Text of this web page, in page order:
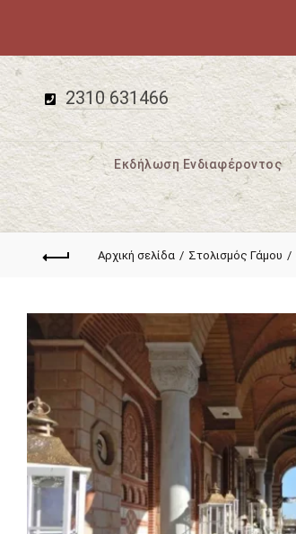
2310 631466
Εκδήλωση Ενδιαφέροντος
Αρχική σελίδα Στολισμός Γάμου